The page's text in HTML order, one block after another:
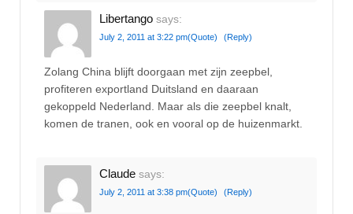
Libertango says:
July 2, 2011 at 3:22 pm(Quote) (Reply)
Zolang China blijft doorgaan met zijn zeepbel,
profiteren exportland Duitsland en daaraan
gekoppeld Nederland. Maar als die zeepbel knalt,
komen de tranen, ook en vooral op de huizenmarkt.
Claude says:
July 2, 2011 at 3:38 pm(Quote) (Reply)